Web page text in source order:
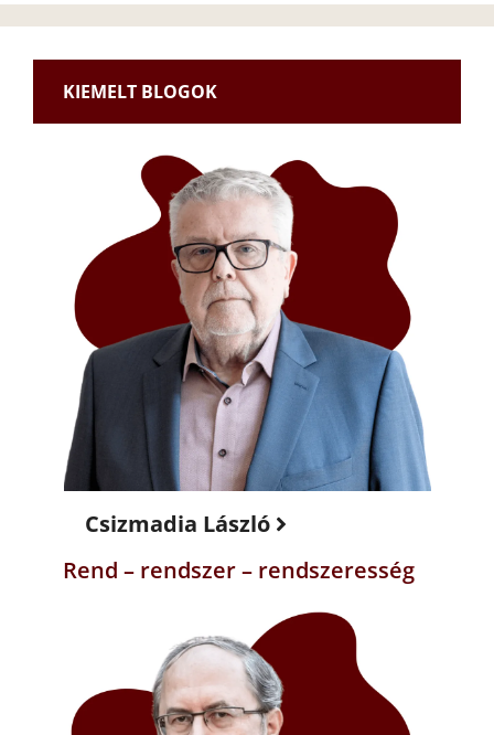
KIEMELT BLOGOK
Csizmadia László
Rend – rendszer – rendszeresség